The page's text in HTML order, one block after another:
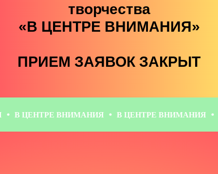
творчества
«В ЦЕНТРЕ ВНИМАНИЯ»
ПРИЕМ ЗАЯВОК ЗАКРЫТ
В ЦЕНТРЕ ВНИМАНИЯ В ЦЕНТРЕ